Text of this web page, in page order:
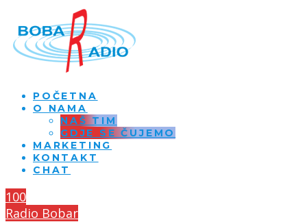
POČETNA
O NAMA
NAŠ TIM
GDJE SE ČUJEMO
MARKETING
KONTAKT
CHAT
100
Radio Bobar